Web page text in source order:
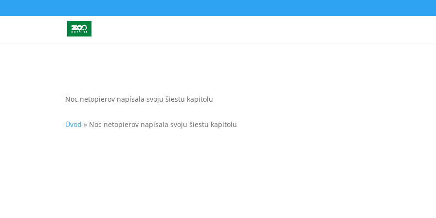
Noc netopierov napísala svoju šiestu kapitolu
Úvod » Noc netopierov napísala svoju šiestu kapitolu